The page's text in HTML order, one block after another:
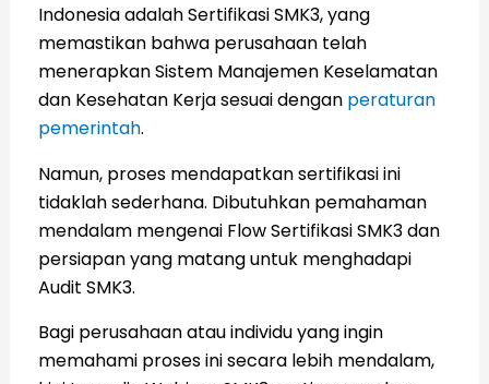
Indonesia adalah Sertifikasi SMK3, yang
memastikan bahwa perusahaan telah
menerapkan Sistem Manajemen Keselamatan
dan Kesehatan Kerja sesuai dengan peraturan
pemerintah.
Namun, proses mendapatkan sertifikasi ini
tidaklah sederhana. Dibutuhkan pemahaman
mendalam mengenai Flow Sertifikasi SMK3 dan
persiapan yang matang untuk menghadapi
Audit SMK3.
Bagi perusahaan atau individu yang ingin
memahami proses ini secara lebih mendalam,